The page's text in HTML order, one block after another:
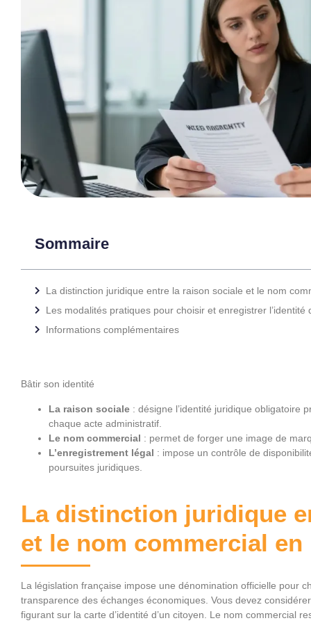
Sommaire
La distinction juridique entre la raison sociale et le nom
Les modalités pratiques pour choisir et enregistrer l’identité
Informations complémentaires
Bâtir son identité
La raison sociale : désigne l’identité juridique obligatoire
chaque acte administratif.
Le nom commercial : permet de forger une image de
L’enregistrement légal : impose un contrôle de
poursuites juridiques.
La distinction juridique
et le nom commercial en
La législation française impose une dénomination officielle pour
transparence des échanges économiques. Vous devez
figurant sur la carte d’identité d’un citoyen. Le nom commercial